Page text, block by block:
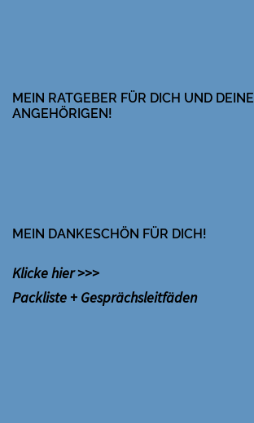
MEIN RATGEBER FÜR DICH UND DEINE
ANGEHÖRIGEN!
MEIN DANKESCHÖN FÜR DICH!
Klicke hier >>>
Packliste + Gesprächsleitfäden